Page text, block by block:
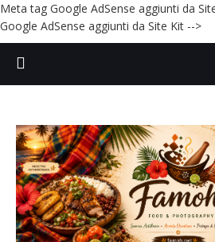
Meta tag Google AdSense aggiunti da
Google AdSense aggiunti da Site Kit -->